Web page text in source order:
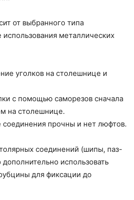
от выбранного типа
металлических
уголков на столешнице и
с помощью саморезов сначала
на столешнице.
соединения прочны и нет люфтов.
соединений (шипы, паз-
использовать
для фиксации до